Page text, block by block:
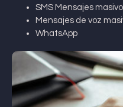
SMS Mensajes
Mensajes de voz
WhatsApp